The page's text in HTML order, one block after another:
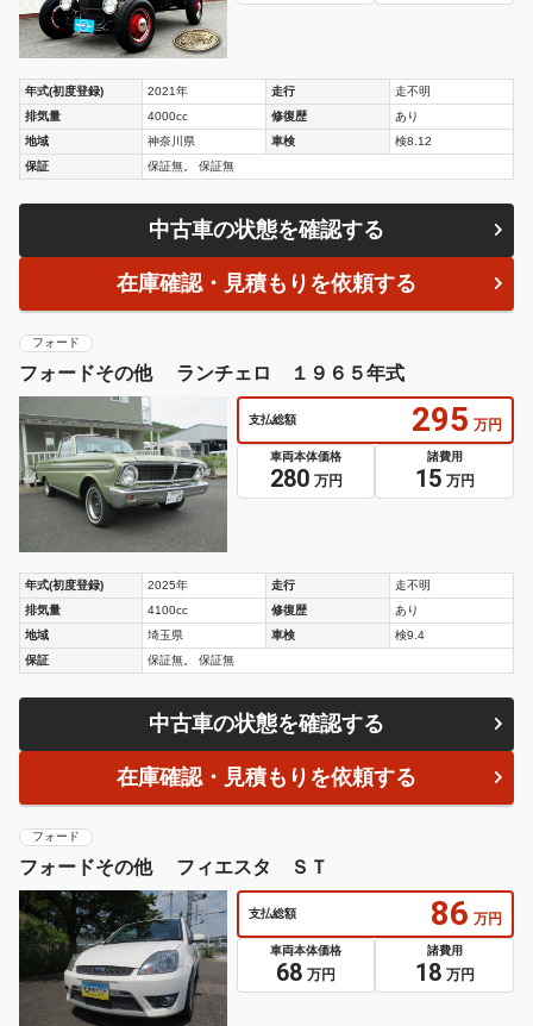
年式(初度登録) 2021年 走行
走不明
排気量
4000cc 修復歴
あり
地域
神奈川県 車検
検8.12
保証
保証無。 保証無
中古車の状態を確認する
在庫確認・見積もりを依頼する
フォード
フォードその他 ランチェロ １９６５年式
支払総額 295 万円
車両本体価格
280 万円
諸費用
15 万円
年式(初度登録) 2025年 走行
走不明
排気量
4100cc 修復歴
あり
地域
埼玉県 車検
検9.4
保証
保証無。 保証無
中古車の状態を確認する
在庫確認・見積もりを依頼する
フォード
フォードその他 フィエスタ ＳＴ
支払総額 86 万円
車両本体価格
68 万円
諸費用
18 万円